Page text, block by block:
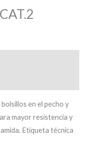
en el pecho y
mayor resistencia y
Etiqueta técnica